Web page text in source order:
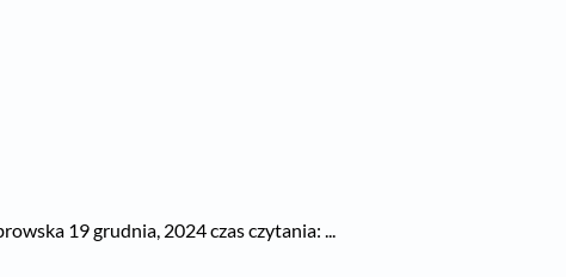
19 grudnia, 2024 czas czytania: ...